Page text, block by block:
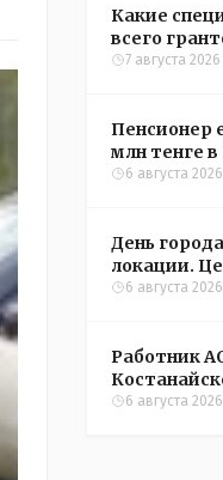
Какие
всего
7 августа
Пенсионер
млн тенге
6 августа
День
локации.
всех
6 августа
Работник
6 августа